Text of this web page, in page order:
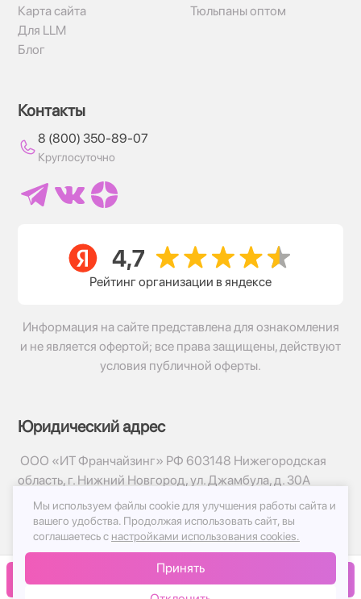
В корзину
Карта сайта
Для LLM
Блог
Тюльпаны оптом
Контакты
8 (800) 350-89-07
Круглосуточно
Рейтинг организации в яндексе
Информация на сайте представлена для ознакомления
и не является офертой; все права защищены, действуют
условия публичной оферты.
Юридический адрес
ООО «ИТ Франчайзинг» РФ 603148 Нижегородская
область, г. Нижний Новгород, ул. Джамбула, д. 30А
© 2017-2026г, База Цветов 24.ру
Политика конфиденциальности
Публичная оферта
Мы используем файлы cookie для улучшения работы сайта и
вашего удобства. Продолжая использовать сайт, вы
соглашаетесь с настройками использования cookies.
Принять